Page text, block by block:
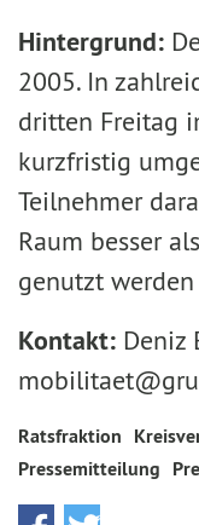
Hintergrund:
2005. In
dritten Freitag
kurzfristig
Teilnehmer
Raum besser
genutzt
Kontakt: Deniz
Ratsfraktion
Pressemitteilung